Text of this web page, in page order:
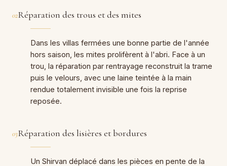
02Réparation des trous et des mites
Dans les villas fermées une bonne partie de l'année
hors saison, les mites prolifèrent à l'abri. Face à un
trou, la réparation par rentrayage reconstruit la trame
puis le velours, avec une laine teintée à la main
rendue totalement invisible une fois la reprise
reposée.
03Réparation des lisières et bordures
Un Shirvan déplacé dans les pièces en pente de la